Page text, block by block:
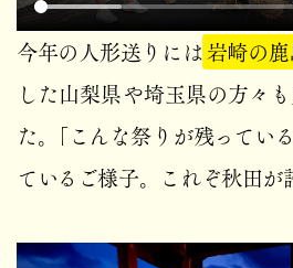
今年の人形送りには岩崎の
した山梨県や埼玉県の方々
た。「こんな祭りが残ってい
ているご様子。これぞ秋田が